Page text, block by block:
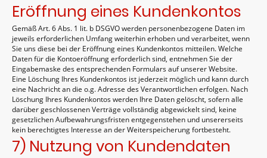
Eröffnung eines Kundenkontos
Gemäß Art. 6 Abs. 1 lit. b DSGVO werden personenbezogene Daten im
jeweils erforderlichen Umfang weiterhin erhoben und verarbeitet, wenn
Sie uns diese bei der Eröffnung eines Kundenkontos mitteilen. Welche
Daten für die Kontoeröffnung erforderlich sind, entnehmen Sie der
Eingabemaske des entsprechenden Formulars auf unserer Website.
Eine Löschung Ihres Kundenkontos ist jederzeit möglich und kann durch
eine Nachricht an die o.g. Adresse des Verantwortlichen erfolgen. Nach
Löschung Ihres Kundenkontos werden Ihre Daten gelöscht, sofern alle
darüber geschlossenen Verträge vollständig abgewickelt sind, keine
gesetzlichen Aufbewahrungsfristen entgegenstehen und unsererseits
kein berechtigtes Interesse an der Weiterspeicherung fortbesteht.
7) Nutzung von Kundendaten